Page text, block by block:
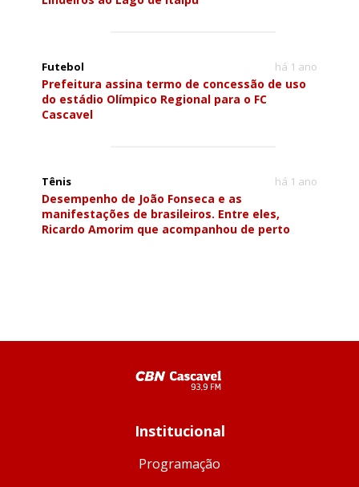
Futebol há 1 ano
Prefeitura assina termo de concessão de uso
do estádio Olímpico Regional para o FC
Cascavel
Tênis há 1 ano
Desempenho de João Fonseca e as
manifestações de brasileiros. Entre eles,
Ricardo Amorim que acompanhou de perto
Institucional
Programação